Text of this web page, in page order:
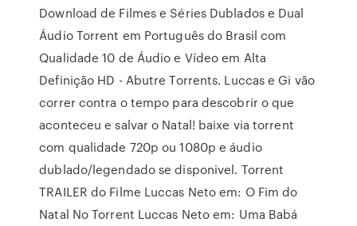
Download de Filmes e Séries Dublados e Dual
Áudio Torrent em Português do Brasil com
Qualidade 10 de Áudio e Vídeo em Alta
Definição HD - Abutre Torrents. Luccas e Gi vão
correr contra o tempo para descobrir o que
aconteceu e salvar o Natal! baixe via torrent
com qualidade 720p ou 1080p e áudio
dublado/legendado se disponivel. Torrent
TRAILER do Filme Luccas Neto em: O Fim do
Natal No Torrent Luccas Neto em: Uma Babá